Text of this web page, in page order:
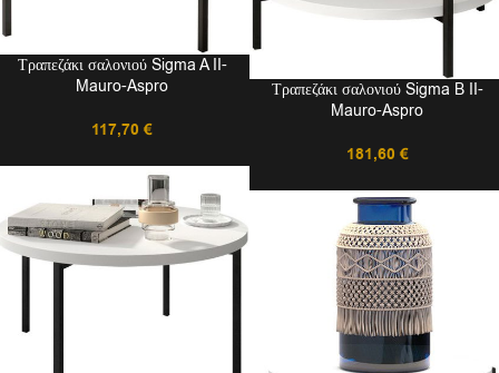
Τραπεζάκι σαλονιού Sigma A II-
Mauro-Aspro
117,70 €
Τραπεζάκι σαλονιού Sigma B II-
Mauro-Aspro
181,60 €